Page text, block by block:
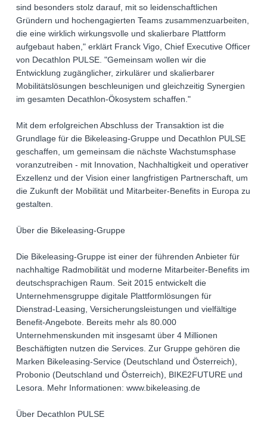
sind besonders stolz darauf, mit so leidenschaftlichen
Gründern und hochengagierten Teams zusammenzuarbeiten,
die eine wirklich wirkungsvolle und skalierbare Plattform
aufgebaut haben," erklärt Franck Vigo, Chief Executive Officer
von Decathlon PULSE. "Gemeinsam wollen wir die
Entwicklung zugänglicher, zirkulärer und skalierbarer
Mobilitätslösungen beschleunigen und gleichzeitig Synergien
im gesamten Decathlon-Ökosystem schaffen."
Mit dem erfolgreichen Abschluss der Transaktion ist die
Grundlage für die Bikeleasing-Gruppe und Decathlon PULSE
geschaffen, um gemeinsam die nächste Wachstumsphase
voranzutreiben - mit Innovation, Nachhaltigkeit und operativer
Exzellenz und der Vision einer langfristigen Partnerschaft, um
die Zukunft der Mobilität und Mitarbeiter-Benefits in Europa zu
gestalten.
Über die Bikeleasing-Gruppe
Die Bikeleasing-Gruppe ist einer der führenden Anbieter für
nachhaltige Radmobilität und moderne Mitarbeiter-Benefits im
deutschsprachigen Raum. Seit 2015 entwickelt die
Unternehmensgruppe digitale Plattformlösungen für
Dienstrad-Leasing, Versicherungsleistungen und vielfältige
Benefit-Angebote. Bereits mehr als 80.000
Unternehmenskunden mit insgesamt über 4 Millionen
Beschäftigten nutzen die Services. Zur Gruppe gehören die
Marken Bikeleasing-Service (Deutschland und Österreich),
Probonio (Deutschland und Österreich), BIKE2FUTURE und
Lesora. Mehr Informationen: www.bikeleasing.de
Über Decathlon PULSE